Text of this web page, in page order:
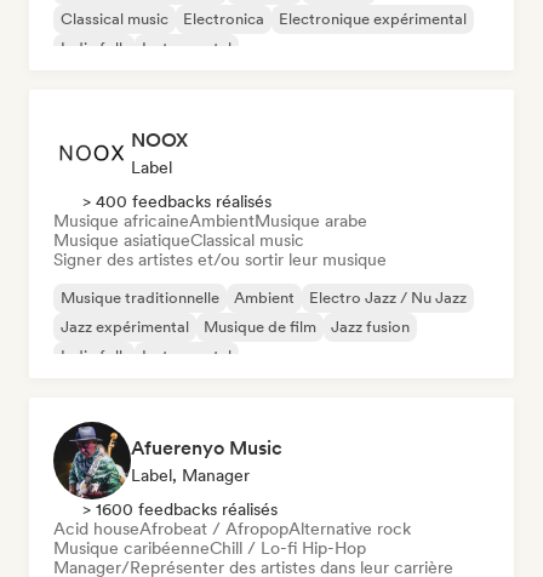
Classical music
Electronica
Electronique expérimental
Indie folk
Instrumental
NOOX
Label
> 400 feedbacks réalisés
Musique africaineAmbientMusique arabe
Musique asiatiqueClassical music
Signer des artistes et/ou sortir leur musique
Musique traditionnelle Ambient
Electro Jazz / Nu Jazz
Jazz expérimental
Musique de film
Jazz fusion
Indie folk
Instrumental
Afuerenyo Music
Label, Manager
> 1600 feedbacks réalisés
Acid houseAfrobeat / AfropopAlternative rock
Musique caribéenneChill / Lo-fi Hip-Hop
Manager/Représenter des artistes dans leur carrière